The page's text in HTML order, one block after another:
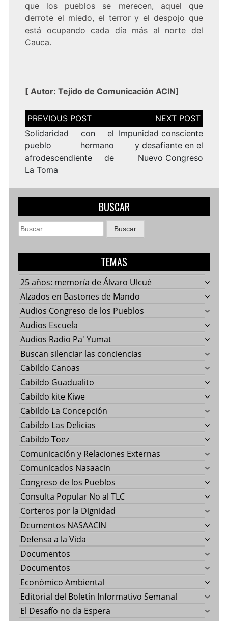
que los pueblos se merecen, aquel que
derrote el miedo, el terror y el despojo que
está ocupando cada día más al norte del
Cauca.
[ Autor: Tejido de Comunicación ACIN]
Navegación
de
entradas
Solidaridad con el
pueblo hermano
afrodescendiente de
La Toma
Impunidad consciente
y desafiante en el
Nuevo Congreso
BUSCAR
Buscar:
TEMAS
25 años: memoría de Álvaro Ulcué
Alzados en Bastones de Mando
Audios Congreso de los Pueblos
Audios Escuela
Audios Radio Pa' Yumat
Buscan silenciar las conciencias
Cabildo Canoas
Cabildo Guadualito
Cabildo kite Kiwe
Cabildo La Concepción
Cabildo Las Delicias
Cabildo Toez
Comunicación y Relaciones Externas
Comunicados Nasaacin
Congreso de los Pueblos
Consulta Popular No al TLC
Corteros por la Dignidad
Dcumentos NASAACIN
Defensa a la Vida
Documentos
Documentos
Económico Ambiental
Editorial del Boletín Informativo Semanal
El Desafío no da Espera